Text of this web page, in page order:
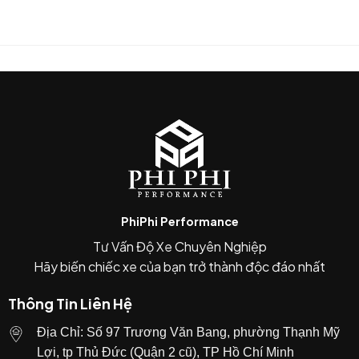
Nếu bạn chú trọng tới cả thẩm mỹ phần đuôi xe
(tip xả đẹp), âm thanh và cảm giác lái — thì đây là
một lựa chọn giá trị.
Bộ sản phẩm bao gồm :
Front pipe (đoạn đầu)
Mid pipe (đoạn giữa)
Dual Tips (tiêu chuẩn)
Quad Tips (tuỳ chọn) – với tuỳ chọn này cần
PhiPhi Performance
Tư Vấn Độ Xe Chuyên Nghiệp
Hãy biến chiếc xe của bạn trở thành độc đáo nhất
Thông Tin Liên Hệ
Địa Chỉ: Số 97 Trương Văn Bang, phường Thạnh Mỹ
Lợi, tp Thủ Đức (Quận 2 cũ), TP Hồ Chí Minh